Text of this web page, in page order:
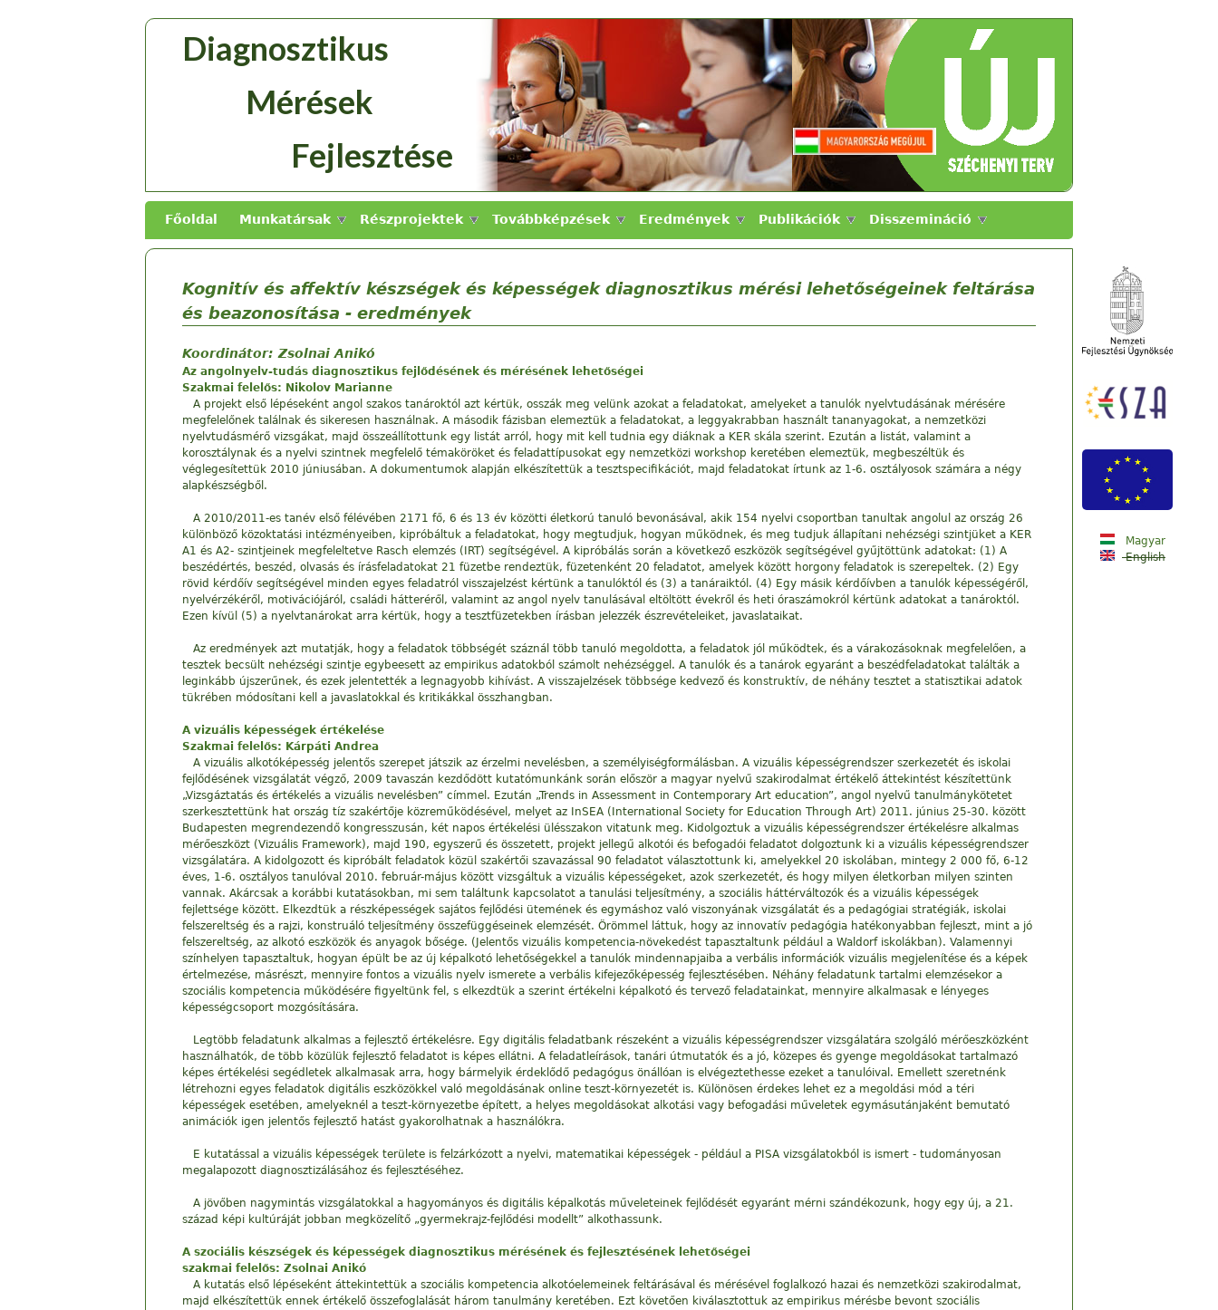
Mérések
Diagnosztikus
Mérések
Fejlesztése
Főoldal Munkatársak Részprojektek Továbbképzések Eredmények Publikációk Disszemináció
Kognitív és affektív készségek és képességek diagnosztikus mérési lehetőségeinek feltárása
és beazonosítása - eredmények
Koordinátor: Zsolnai Anikó
Az angolnyelv-tudás diagnosztikus fejlődésének és mérésének lehetőségei
Szakmai felelős: Nikolov Marianne
A projekt első lépéseként angol szakos tanároktól azt kértük, osszák meg velünk azokat a feladatokat, amelyeket a tanulók nyelvtudásának mérésére
megfelelőnek találnak és sikeresen használnak. A második fázisban elemeztük a feladatokat, a leggyakrabban használt tananyagokat, a nemzetközi
nyelvtudásmérő vizsgákat, majd összeállítottunk egy listát arról, hogy mit kell tudnia egy diáknak a KER skála szerint. Ezután a listát, valamint a
korosztálynak és a nyelvi szintnek megfelelő témaköröket és feladattípusokat egy nemzetközi workshop keretében elemeztük, megbeszéltük és
véglegesítettük 2010 júniusában. A dokumentumok alapján elkészítettük a tesztspecifikációt, majd feladatokat írtunk az 1-6. osztályosok számára a négy
alapkészségből.
A 2010/2011-es tanév első félévében 2171 fő, 6 és 13 év közötti életkorú tanuló bevonásával, akik 154 nyelvi csoportban tanultak angolul az ország 26
különböző közoktatási intézményeiben, kipróbáltuk a feladatokat, hogy megtudjuk, hogyan működnek, és meg tudjuk állapítani nehézségi szintjüket a KER
A1 és A2- szintjeinek megfeleltetve Rasch elemzés (IRT) segítségével. A kipróbálás során a következő eszközök segítségével gyűjtöttünk adatokat: (1) A
beszédértés, beszéd, olvasás és írásfeladatokat 21 füzetbe rendeztük, füzetenként 20 feladatot, amelyek között horgony feladatok is szerepeltek. (2) Egy
rövid kérdőív segítségével minden egyes feladatról visszajelzést kértünk a tanulóktól és (3) a tanáraiktól. (4) Egy másik kérdőívben a tanulók képességéről,
nyelvérzékéről, motivációjáról, családi hátteréről, valamint az angol nyelv tanulásával eltöltött évekről és heti óraszámokról kértünk adatokat a tanároktól.
Ezen kívül (5) a nyelvtanárokat arra kértük, hogy a tesztfüzetekben írásban jelezzék észrevételeiket, javaslataikat.
Az eredmények azt mutatják, hogy a feladatok többségét száznál több tanuló megoldotta, a feladatok jól működtek, és a várakozásoknak megfelelően, a
tesztek becsült nehézségi szintje egybeesett az empirikus adatokból számolt nehézséggel. A tanulók és a tanárok egyaránt a beszédfeladatokat találták a
leginkább újszerűnek, és ezek jelentették a legnagyobb kihívást. A visszajelzések többsége kedvező és konstruktív, de néhány tesztet a statisztikai adatok
tükrében módosítani kell a javaslatokkal és kritikákkal összhangban.
A vizuális képességek értékelése
Szakmai felelős: Kárpáti Andrea
A vizuális alkotóképesség jelentős szerepet játszik az érzelmi nevelésben, a személyiségformálásban. A vizuális képességrendszer szerkezetét és iskolai
fejlődésének vizsgálatát végző, 2009 tavaszán kezdődött kutatómunkánk során először a magyar nyelvű szakirodalmat értékelő áttekintést készítettünk
„Vizsgáztatás és értékelés a vizuális nevelésben” címmel. Ezután „Trends in Assessment in Contemporary Art education”, angol nyelvű tanulmánykötetet
szerkesztettünk hat ország tíz szakértője közreműködésével, melyet az InSEA (International Society for Education Through Art) 2011. június 25-30. között
Budapesten megrendezendő kongresszusán, két napos értékelési ülésszakon vitatunk meg. Kidolgoztuk a vizuális képességrendszer értékelésre alkalmas
mérőeszközt (Vizuális Framework), majd 190, egyszerű és összetett, projekt jellegű alkotói és befogadói feladatot dolgoztunk ki a vizuális képességrendszer
vizsgálatára. A kidolgozott és kipróbált feladatok közül szakértői szavazással 90 feladatot választottunk ki, amelyekkel 20 iskolában, mintegy 2 000 fő, 6-12
éves, 1-6. osztályos tanulóval 2010. február-május között vizsgáltuk a vizuális képességeket, azok szerkezetét, és hogy milyen életkorban milyen szinten
vannak. Akárcsak a korábbi kutatásokban, mi sem találtunk kapcsolatot a tanulási teljesítmény, a szociális háttérváltozók és a vizuális képességek
fejlettsége között. Elkezdtük a részképességek sajátos fejlődési ütemének és egymáshoz való viszonyának vizsgálatát és a pedagógiai stratégiák, iskolai
felszereltség és a rajzi, konstruáló teljesítmény összefüggéseinek elemzését. Örömmel láttuk, hogy az innovatív pedagógia hatékonyabban fejleszt, mint a jó
felszereltség, az alkotó eszközök és anyagok bősége. (Jelentős vizuális kompetencia-növekedést tapasztaltunk például a Waldorf iskolákban). Valamennyi
színhelyen tapasztaltuk, hogyan épült be az új képalkotó lehetőségekkel a tanulók mindennapjaiba a verbális információk vizuális megjelenítése és a képek
értelmezése, másrészt, mennyire fontos a vizuális nyelv ismerete a verbális kifejezőképesség fejlesztésében. Néhány feladatunk tartalmi elemzésekor a
szociális kompetencia működésére figyeltünk fel, s elkezdtük a szerint értékelni képalkotó és tervező feladatainkat, mennyire alkalmasak e lényeges
képességcsoport mozgósítására.
Legtöbb feladatunk alkalmas a fejlesztő értékelésre. Egy digitális feladatbank részeként a vizuális képességrendszer vizsgálatára szolgáló mérőeszközként
használhatók, de több közülük fejlesztő feladatot is képes ellátni. A feladatleírások, tanári útmutatók és a jó, közepes és gyenge megoldásokat tartalmazó
képes értékelési segédletek alkalmasak arra, hogy bármelyik érdeklődő pedagógus önállóan is elvégeztethesse ezeket a tanulóival. Emellett szeretnénk
létrehozni egyes feladatok digitális eszközökkel való megoldásának online teszt-környezetét is. Különösen érdekes lehet ez a megoldási mód a téri
képességek esetében, amelyeknél a teszt-környezetbe épített, a helyes megoldásokat alkotási vagy befogadási műveletek egymásutánjaként bemutató
animációk igen jelentős fejlesztő hatást gyakorolhatnak a használókra.
E kutatással a vizuális képességek területe is felzárkózott a nyelvi, matematikai képességek - például a PISA vizsgálatokból is ismert - tudományosan
megalapozott diagnosztizálásához és fejlesztéséhez.
A jövőben nagymintás vizsgálatokkal a hagyományos és digitális képalkotás műveleteinek fejlődését egyaránt mérni szándékozunk, hogy egy új, a 21.
század képi kultúráját jobban megközelítő „gyermekrajz-fejlődési modellt” alkothassunk.
A szociális készségek és képességek diagnosztikus mérésének és fejlesztésének lehetőségei
szakmai felelős: Zsolnai Anikó
A kutatás első lépéseként áttekintettük a szociális kompetencia alkotóelemeinek feltárásával és mérésével foglalkozó hazai és nemzetközi szakirodalmat,
majd elkészítettük ennek értékelő összefoglalását három tanulmány keretében. Ezt követően kiválasztottuk az empirikus mérésbe bevont szociális
Magyar
English